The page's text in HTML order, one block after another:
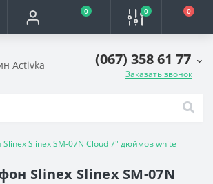
0 0 0
(067) 358 61 77
Заказать звонок
Slinex SM-07N Cloud 7" дюймов white
Slinex Slinex SM-07N